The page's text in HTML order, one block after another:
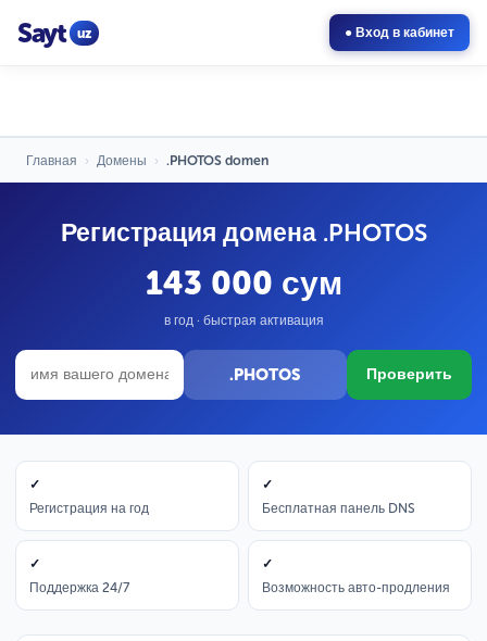
Sayt uz ● Вход в кабинет
Главная › Домены › .PHOTOS domen
Регистрация домена .PHOTOS
143 000 сум
в год · быстрая активация
.PHOTOS Проверить
✓
Регистрация на год
✓
Бесплатная панель DNS
✓
Поддержка 24/7
✓
Возможность авто-продления